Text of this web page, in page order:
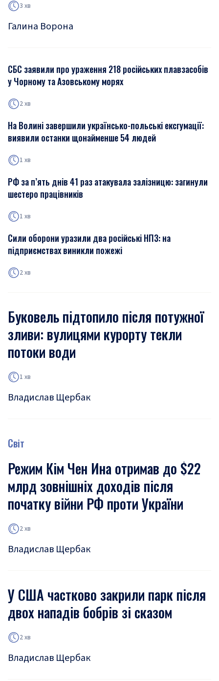
3 хв
Галина Ворона
СБС заявили про ураження 218 російських плавзасобів
у Чорному та Азовському морях
2 хв
На Волині завершили українсько-польські ексгумації:
виявили останки щонайменше 54 людей
1 хв
РФ за п’ять днів 41 раз атакувала залізницю: загинули
шестеро працівників
1 хв
Сили оборони уразили два російські НПЗ: на
підприємствах виникли пожежі
2 хв
Буковель підтопило після потужної
зливи: вулицями курорту текли
потоки води
1 хв
Владислав Щербак
Світ
Режим Кім Чен Ина отримав до $22
млрд зовнішніх доходів після
початку війни РФ проти України
2 хв
Владислав Щербак
У США частково закрили парк після
двох нападів бобрів зі сказом
2 хв
Владислав Щербак